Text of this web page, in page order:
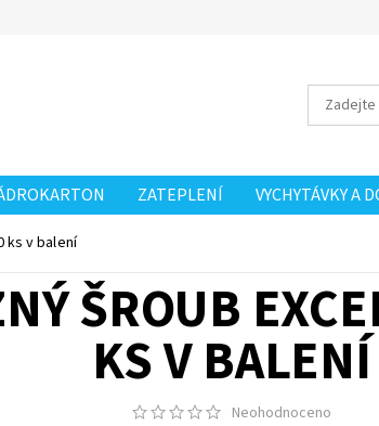
ZATEPLENÍ VYCHYTÁVKY A
ks v balení
ŠROUB
KS V BALENÍ
Neohodnoceno